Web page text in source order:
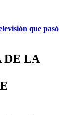
que pasó
DE LA